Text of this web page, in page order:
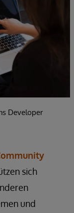
Developer
sich
und